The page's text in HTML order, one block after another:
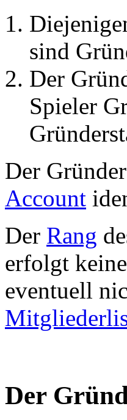
sind
Der
Spieler
Der
Account
Der Rang
erfolgt
eventuell
Der